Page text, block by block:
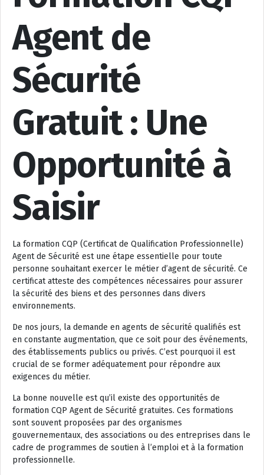
Agent de
Sécurité
Gratuit : Une
Opportunité à
Saisir
La formation CQP (Certificat de Qualification Professionnelle)
Agent de Sécurité est une étape essentielle pour toute
personne souhaitant exercer le métier d’agent de sécurité. Ce
certificat atteste des compétences nécessaires pour assurer
la sécurité des biens et des personnes dans divers
environnements.
De nos jours, la demande en agents de sécurité qualifiés est
en constante augmentation, que ce soit pour des événements,
des établissements publics ou privés. C’est pourquoi il est
crucial de se former adéquatement pour répondre aux
exigences du métier.
La bonne nouvelle est qu’il existe des opportunités de
formation CQP Agent de Sécurité gratuites. Ces formations
sont souvent proposées par des organismes
gouvernementaux, des associations ou des entreprises dans le
cadre de programmes de soutien à l’emploi et à la formation
professionnelle.